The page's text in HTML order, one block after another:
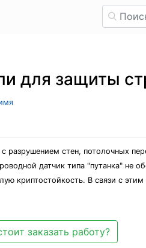
для защиты
с разрушением стен, потолочных
датчик типа "путанка"
криптостойкость. В связи с
заказать работу?